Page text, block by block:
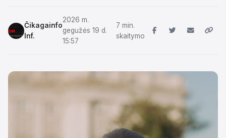
Čikagainfo
Inf.
2026 m.
gegužės 19 d.
15:57
7 min.
skaitymo